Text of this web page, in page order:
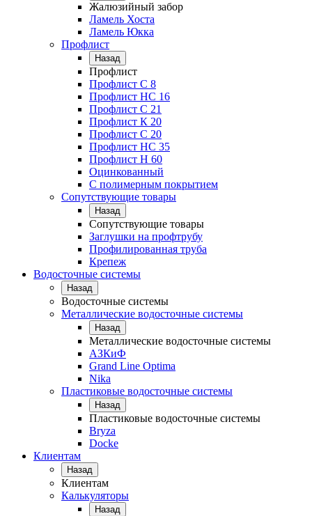
Жалюзийный забор
Ламель Хоста
Ламель Юкка
Профлист
Назад
Профлист
Профлист С 8
Профлист НС 16
Профлист C 21
Профлист К 20
Профлист С 20
Профлист НС 35
Профлист Н 60
Оцинкованный
С полимерным покрытием
Сопутствующие товары
Назад
Сопутствующие товары
Заглушки на профтрубу
Профилированная труба
Крепеж
Водосточные системы
Назад
Водосточные системы
Металлические водосточные системы
Назад
Металлические водосточные системы
АЗКиФ
Grand Line Optima
Nika
Пластиковые водосточные системы
Назад
Пластиковые водосточные системы
Bryza
Docke
Клиентам
Назад
Клиентам
Калькуляторы
Назад